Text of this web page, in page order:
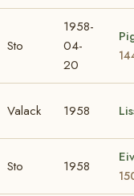
Sto
1958-
04-
20
Valack 1958
Sto 1958